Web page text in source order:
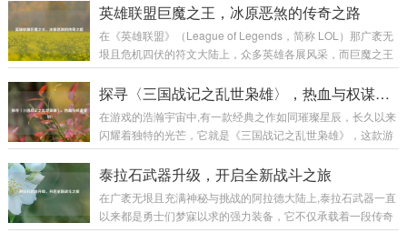
份详细的图文攻略，助力玩家顺利通关,深入体验这款游戏的魅
力。 游戏初始准备 在开始游戏前，需要对游戏的基本操作有一
定了解。《侠盗猎魔2》的操作较为丰富，包括移动、攻击、
潜行等多个方面。 移动操作：使用键盘的方向键或者W、A、
度会有不同的效果，比如快速奔...
英雄联盟巨魔之王，冰原恶煞的传奇之路
在《英雄联盟》（League of Legends，简称 LOL）那广袤无
垠且危机四伏的符文大陆上，众多英雄各展风采，而巨魔之王
特朗德尔宛如冰原上的一座巍峨巨峰，散发着令人胆寒的气息,
书写着属于自己的独特传奇。 巨魔之王特朗德尔出生于弗雷尔
卓德那片终年被冰雪覆盖的土地，这片严酷的环境塑造了他坚
韧不拔且凶狠残暴的性格，弗雷尔卓德的冰原上，部落林立，
为了争夺有限的资源，各个部落之间时常爆发激烈的冲突，特
胁让他们的生存岌岌可危...
探寻〈三国战记之乱世枭雄〉，热血与权谋交织
在游戏的浩瀚宇宙中,有一款经典之作如同璀璨星辰，长久以来
闪耀着独特的光芒，它就是《三国战记之乱世枭雄》，这款游
戏以其丰富的玩法、精彩的剧情和深入人心的角色设定，带领
玩家穿越回那个群雄逐鹿、战火纷飞的三国乱世。 《三国战记
之乱世枭雄》以东汉末年的三国时期为宏大背景，这个时期，
汉室衰微，天下大乱，各路诸侯纷纷崛起，形成了一个个强大
的军事集团，游戏巧妙地将历史上的重大事件和著名战役融入
泰拉石武器升级，开启全新战斗之旅
在广袤无垠且充满神秘与挑战的阿拉德大陆上,泰拉石武器一直
以来都是勇士们梦寐以求的强力装备，它不仅承载着一段传奇
的历史，更以其独特的属性和强大的威力，在无数次惊心动魄